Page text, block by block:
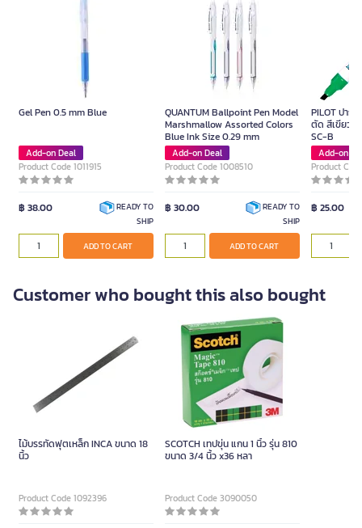
Gel Pen 0.5 mm Blue
Add-on Deal
Product Code 1011915
฿ 38.00
READY TO
SHIP
ADD TO CART
QUANTUM Ballpoint Pen Model
Marshmallow Assorted Colors
Blue Ink Size 0.29 mm
Add-on Deal
Product Code 1008510
฿ 30.00
READY TO
SHIP
ADD TO CART
PILOT ปาก
ตัด สีเขียว ข
SC-B
Add-on
Product
฿ 25.00
Customer who bought this also bought
ไม้บรรทัดฟุตเหล็ก INCA ขนาด 18
นิ้ว
Product Code 1092396
SCOTCH เทปขุ่น แกน 1 นิ้ว รุ่น 810
ขนาด 3/4 นิ้ว x36 หลา
Product Code 3090050